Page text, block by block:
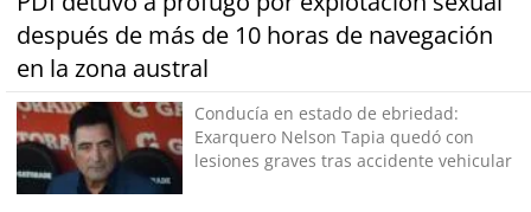
después de más de 10 horas de navegación
en la zona austral
Conducía en estado de ebriedad:
Exarquero Nelson Tapia quedó con
lesiones graves tras accidente vehicular